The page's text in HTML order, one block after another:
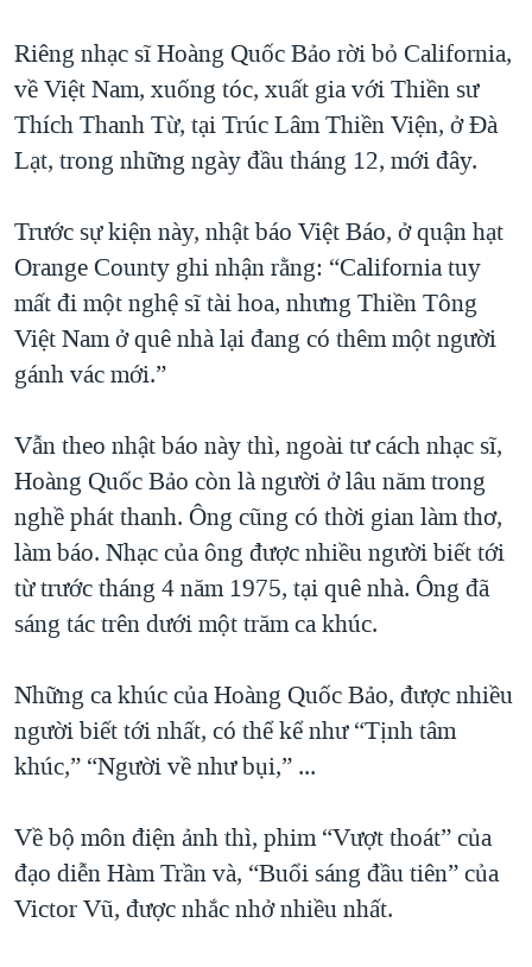
Riêng nhạc sĩ Hoàng Quốc Bảo rời bỏ California,
về Việt Nam, xuống tóc, xuất gia với Thiền sư
Thích Thanh Từ, tại Trúc Lâm Thiền Viện, ở Đà
Lạt, trong những ngày đầu tháng 12, mới đây.
Trước sự kiện này, nhật báo Việt Báo, ở quận hạt
Orange County ghi nhận rằng: “California tuy
mất đi một nghệ sĩ tài hoa, nhưng Thiền Tông
Việt Nam ở quê nhà lại đang có thêm một người
gánh vác mới.”
Vẫn theo nhật báo này thì, ngoài tư cách nhạc sĩ,
Hoàng Quốc Bảo còn là người ở lâu năm trong
nghề phát thanh. Ông cũng có thời gian làm thơ,
làm báo. Nhạc của ông được nhiều người biết tới
từ trước tháng 4 năm 1975, tại quê nhà. Ông đã
sáng tác trên dưới một trăm ca khúc.
Những ca khúc của Hoàng Quốc Bảo, được nhiều
người biết tới nhất, có thể kể như “Tịnh tâm
khúc,” “Người về như bụi,” ...
Về bộ môn điện ảnh thì, phim “Vượt thoát” của
đạo diễn Hàm Trần và, “Buổi sáng đầu tiên” của
Victor Vũ, được nhắc nhở nhiều nhất.